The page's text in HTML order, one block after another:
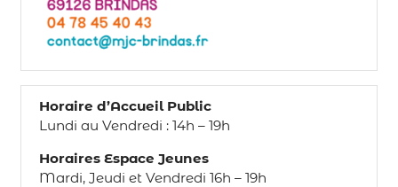
Horaire d’Accueil Public
Lundi au Vendredi : 14h – 19h
Horaires Espace Jeunes
Mardi, Jeudi et Vendredi 16h – 19h